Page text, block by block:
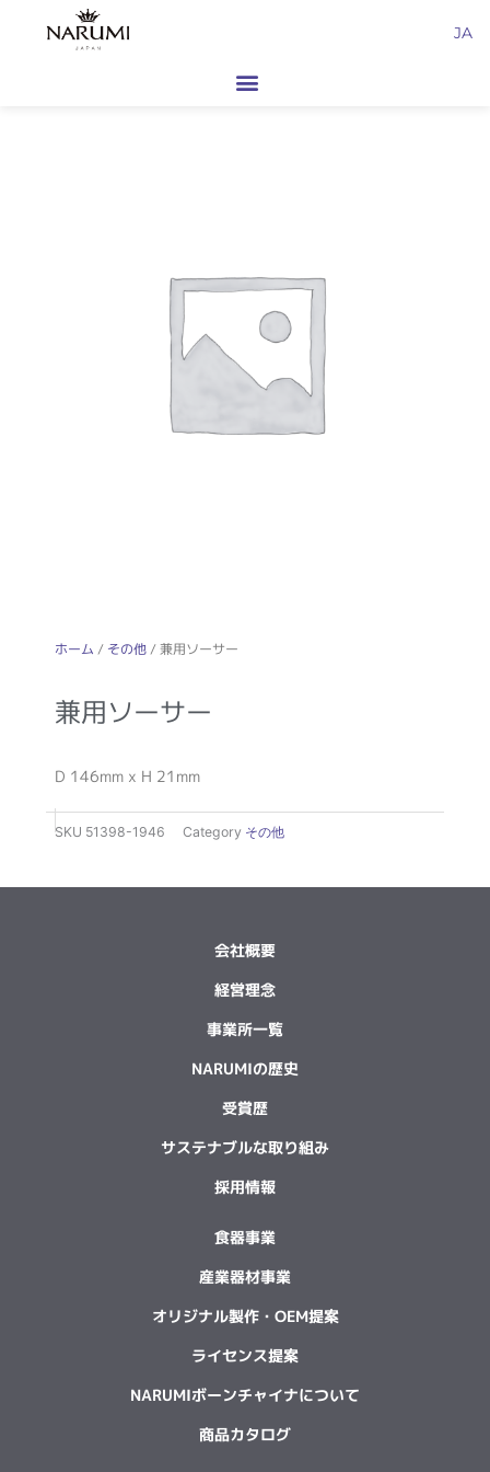
JA
ホーム / その他/ 兼用ソーサー
兼用ソーサー
D 146mm x H 21mm
SKU 51398-1946 Category その他
会社概要
経営理念
事業所一覧
NARUMIの歴史
受賞歴
サステナブルな取り組み
採用情報
食器事業
産業器材事業
オリジナル製作・OEM提案
ライセンス提案
NARUMIボーンチャイナについて
商品カタログ